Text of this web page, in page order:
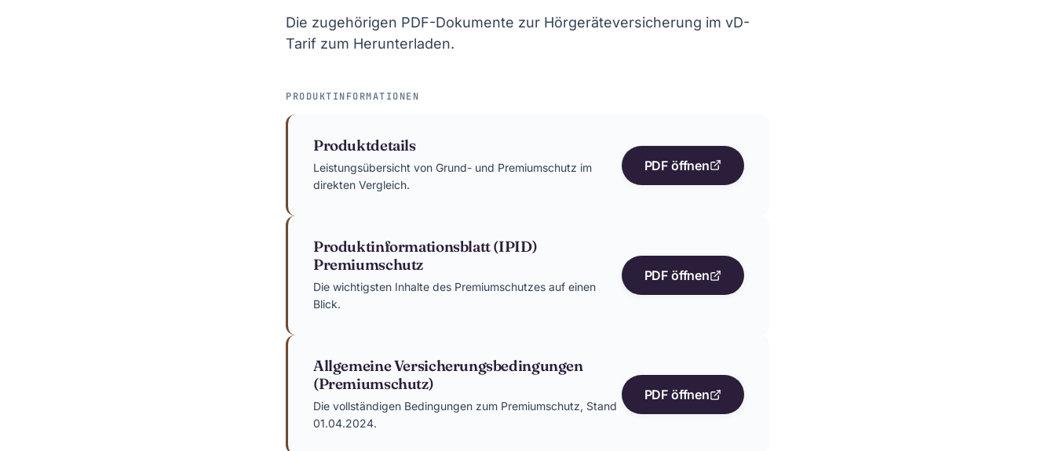
Die zugehörigen PDF-Dokumente zur Hörgeräteversicherung im vD-
Tarif zum Herunterladen.
PRODUKTINFORMATIONEN
Produktdetails
Leistungsübersicht von Grund- und Premiumschutz im
direkten Vergleich.
PDF öffnen
Produktinformationsblatt (IPID)
Premiumschutz
Die wichtigsten Inhalte des Premiumschutzes auf einen
Blick.
PDF öffnen
Allgemeine Versicherungsbedingungen
(Premiumschutz)
Die vollständigen Bedingungen zum Premiumschutz, Stand
01.04.2024.
PDF öffnen